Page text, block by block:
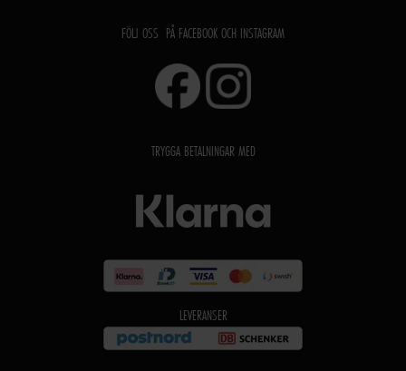
FÖLJ OSS PÅ FACEBOOK OCH INSTAGRAM
TRYGGA BETALNINGAR MED
LEVERANSER